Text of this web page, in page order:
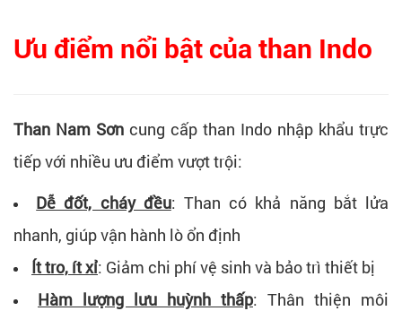
Ưu điểm nổi bật của than Indo
Than Nam Sơn cung cấp than Indo nhập khẩu trực
tiếp với nhiều ưu điểm vượt trội:
Dễ đốt, cháy đều: Than có khả năng bắt lửa
nhanh, giúp vận hành lò ổn định
Ít tro, ít xỉ: Giảm chi phí vệ sinh và bảo trì thiết bị
Hàm lượng lưu huỳnh thấp: Thân thiện môi